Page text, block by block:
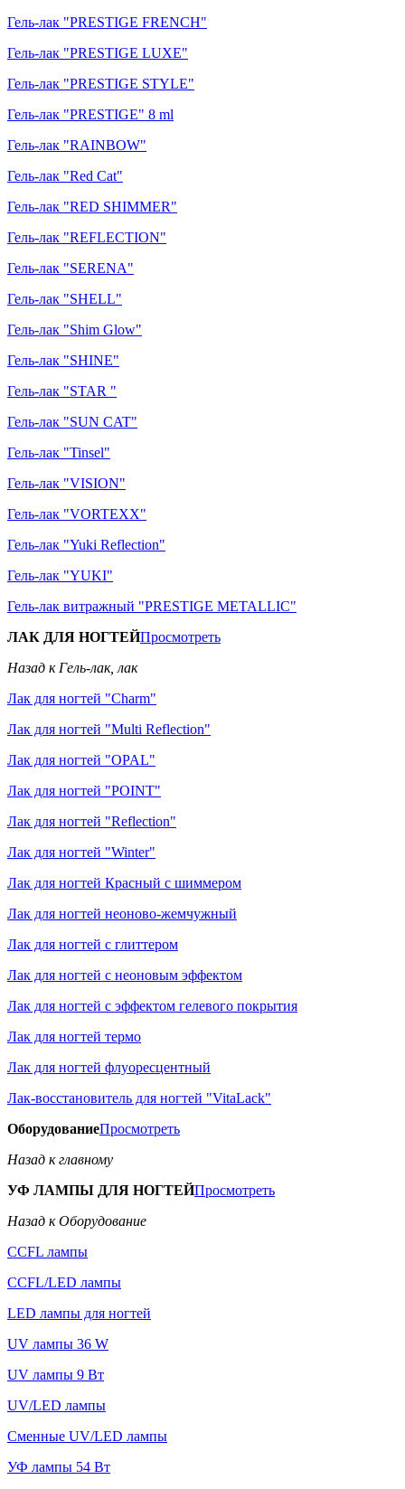
Гель-лак "PRESTIGE FRENCH"
Гель-лак "PRESTIGE LUXE"
Гель-лак "PRESTIGE STYLE"
Гель-лак "PRESTIGE" 8 ml
Гель-лак "RAINBOW"
Гель-лак "Red Cat"
Гель-лак "RED SHIMMER"
Гель-лак "REFLECTION"
Гель-лак "SERENA"
Гель-лак "SHELL"
Гель-лак "Shim Glow"
Гель-лак "SHINE"
Гель-лак "STAR "
Гель-лак "SUN CAT"
Гель-лак "Tinsel"
Гель-лак "VISION"
Гель-лак "VORTEXX"
Гель-лак "Yuki Reflection"
Гель-лак "YUKI"
Гель-лак витражный "PRESTIGE METALLIC"
ЛАК ДЛЯ НОГТЕЙПросмотреть
Назад к Гель-лак, лак
Лак для ногтей "Charm"
Лак для ногтей "Multi Reflection"
Лак для ногтей "OPAL"
Лак для ногтей "POINT"
Лак для ногтей "Reflection"
Лак для ногтей "Winter"
Лак для ногтей Красный с шиммером
Лак для ногтей неоново-жемчужный
Лак для ногтей с глиттером
Лак для ногтей с неоновым эффектом
Лак для ногтей с эффектом гелевого покрытия
Лак для ногтей термо
Лак для ногтей флуоресцентный
Лак-восстановитель для ногтей "VitaLack"
ОборудованиеПросмотреть
Назад к главному
УФ ЛАМПЫ ДЛЯ НОГТЕЙПросмотреть
Назад к Оборудование
CCFL лампы
CCFL/LED лампы
LED лампы для ногтей
UV лампы 36 W
UV лампы 9 Вт
UV/LED лампы
Сменные UV/LED лампы
УФ лампы 54 Вт